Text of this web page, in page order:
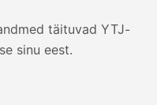
täituvad YTJ-
sinu eest.